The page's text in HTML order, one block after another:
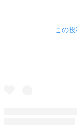
この